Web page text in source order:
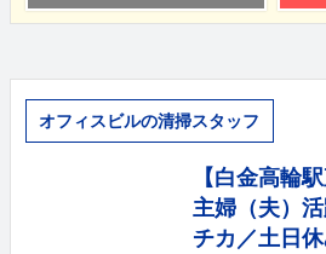
オフィスビルの清掃スタッフ
【白金高輪
主婦（夫）
チカ／土日